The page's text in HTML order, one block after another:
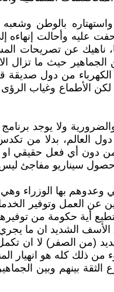
بالوطن
عليه وأحالت إنهاءه
ناهيك عن تصريحات
حيث ما
من دول صديقة
وغياب الرؤى
ولا يوجد
العالم، بدلا من
دون أي فعل حقيقي
حصول سيناريو مفاجئ
بها الوزراء
العمل وتوفير
أية حكومة من
الشديد ان ما
(من الصفر) لا ان
ذلك كله هو انهيار
الثقة بينهم وبين